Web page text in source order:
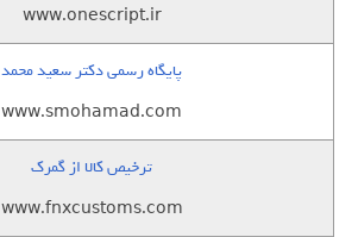
www.onescript.ir
پایگاه رسمی دکتر سعید محمد
www.smohamad.com
ترخیص کالا از گمرک
www.fnxcustoms.com